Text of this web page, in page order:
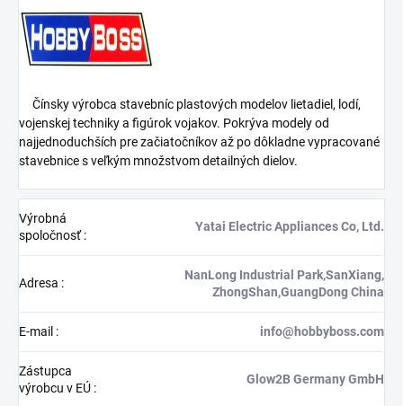
Čínsky výrobca stavebníc plastových modelov lietadiel, lodí,
vojenskej techniky a figúrok vojakov. Pokrýva modely od
najjednoduchších pre začiatočníkov až po dôkladne vypracované
stavebnice s veľkým množstvom detailných dielov.
Výrobná
spoločnosť:
Yatai Electric Appliances Co, Ltd.
Adresa :
NanLong Industrial Park,SanXiang,
ZhongShan,GuangDong China
E-mail : info@hobbyboss.com
Zástupca
výrobcu v EÚ :
Glow2B Germany GmbH